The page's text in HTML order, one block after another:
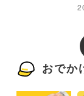
おでか